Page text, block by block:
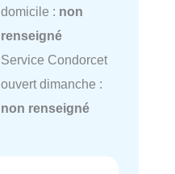
domicile : non
renseigné
Service Condorcet
ouvert dimanche :
non renseigné